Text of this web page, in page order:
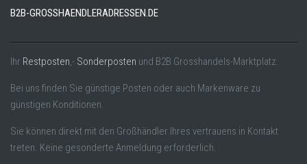
B2B-GROSSHAENDLERADRESSEN.DE
Ihr Restposten ,- Sonderposten und B2B Grosshandels-Marktplatz.
Bei uns finden Sie günstige Posten oder auch Markenware zu
günstigen Konditionen.
Sie können direkt mit den Großhändler Ihres vertrauens in Kontakt
treten. Keine gesonderte Anmeldung erforderlich.